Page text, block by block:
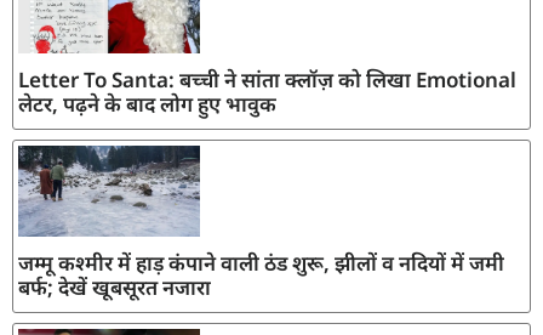
Letter To Santa: बच्ची ने सांता क्लॉज़ को लिखा Emotional
लेटर, पढ़ने के बाद लोग हुए भावुक
जम्मू कश्मीर में हाड़ कंपाने वाली ठंड शुरू, झीलों व नदियों में जमी
बर्फ; देखें खूबसूरत नजारा